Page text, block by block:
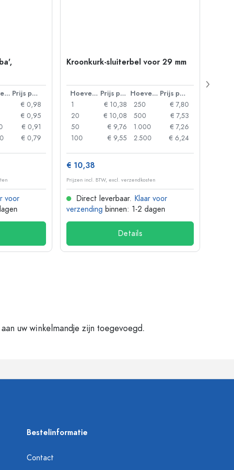
Hoeveelheid
Prijs per eenheid
€ 0,98
€ 0,95
€ 0,91
€ 0,79
voor
Kroonkurk-sluiterbel voor 29 mm
Hoeveelheid Prijs per eenheid Hoeveelheid
Prijs per eenheid
1
€ 10,38
20
€ 10,08
50
€ 9,76
100
€ 9,55
250
€ 7,80
500
€ 7,53
1.000
€ 7,26
2.500
€ 6,24
€ 10,38
Prijzen incl. BTW, excl. verzendkosten
Direct leverbaar. Klaar voor
verzending binnen: 1-2 dagen
Details
uw winkelmandje zijn toegevoegd.
Bestelinformatie
Contact